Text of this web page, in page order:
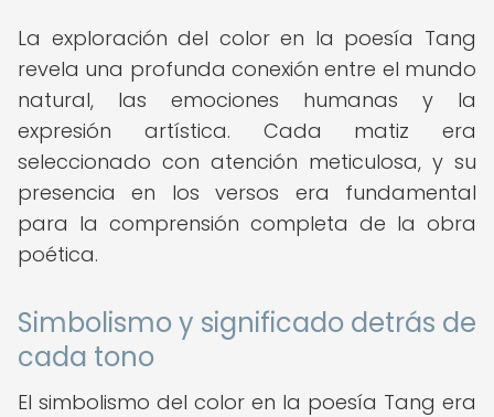
La exploración del color en la poesía Tang
revela una profunda conexión entre el mundo
natural, las emociones humanas y la
expresión artística. Cada matiz era
seleccionado con atención meticulosa, y su
presencia en los versos era fundamental
para la comprensión completa de la obra
poética.
Simbolismo y significado detrás de
cada tono
El simbolismo del color en la poesía Tang era